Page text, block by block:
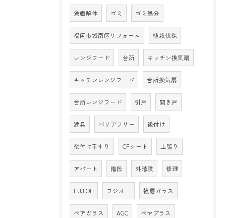
倉庫解体 ゴミ ゴミ処分
福岡市城南区リフォーム 植栽伐採
レンジフード 台所 キッチン換気扇
キッチンレンジフード 台所換気扇
台所レンジフード 引戸 開き戸
建具 バリアフリー 後付け
後付け手すり CFシート 上張り
アパート 階段 外階段 修理
FUJIOH フジオー 複層ガラス
ペアガラス AGC ペヤプラス